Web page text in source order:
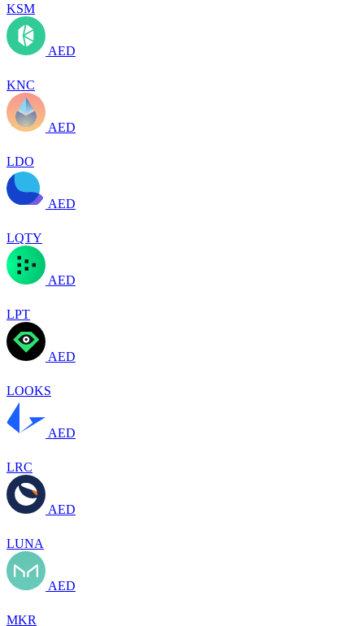
KSM
AED
KNC
AED
LDO
AED
LQTY
AED
LPT
AED
LOOKS
AED
LRC
AED
LUNA
AED
MKR